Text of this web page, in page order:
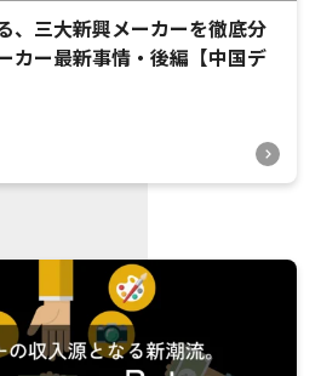
、三大新興メーカーを徹底分
カー最新事情・後編【中国デ